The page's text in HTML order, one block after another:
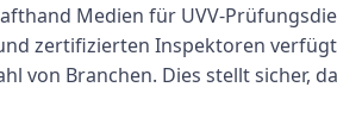
Medien für UVV-
zertifizierten Inspektoren
von Branchen. Dies stellt sicher,